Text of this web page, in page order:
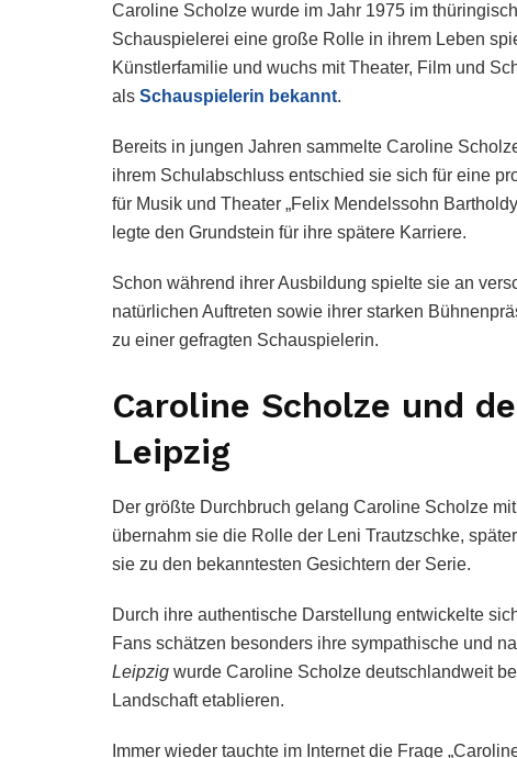
Caroline Scholze wurde im Jahr 1975 im
Schauspielerei eine große Rolle in ihrem Leben
Künstlerfamilie und wuchs mit Theater, Film und
als Schauspielerin bekannt.
Bereits in jungen Jahren sammelte Caroline
ihrem Schulabschluss entschied sie sich für eine
für Musik und Theater „Felix Mendelssohn
legte den Grundstein für ihre spätere Karriere.
Schon während ihrer Ausbildung spielte sie an
natürlichen Auftreten sowie ihrer starken
zu einer gefragten Schauspielerin.
Caroline Scholze und
Leipzig
Der größte Durchbruch gelang Caroline Scholze
übernahm sie die Rolle der Leni Trautzschke,
sie zu den bekanntesten Gesichtern der Serie.
Durch ihre authentische Darstellung entwickelte
Fans schätzen besonders ihre sympathische und
Leipzig wurde Caroline Scholze deutschlandweit
Landschaft etablieren.
Immer wieder tauchte im Internet die Frage